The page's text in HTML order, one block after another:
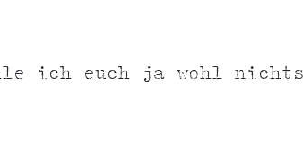
ich euch ja wohl